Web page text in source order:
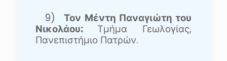
9)
Τον Μέντη Παναγιώτη του
Νικολάου: Τμήμα Γεωλογίας,
Πανεπιστήμιο Πατρών.